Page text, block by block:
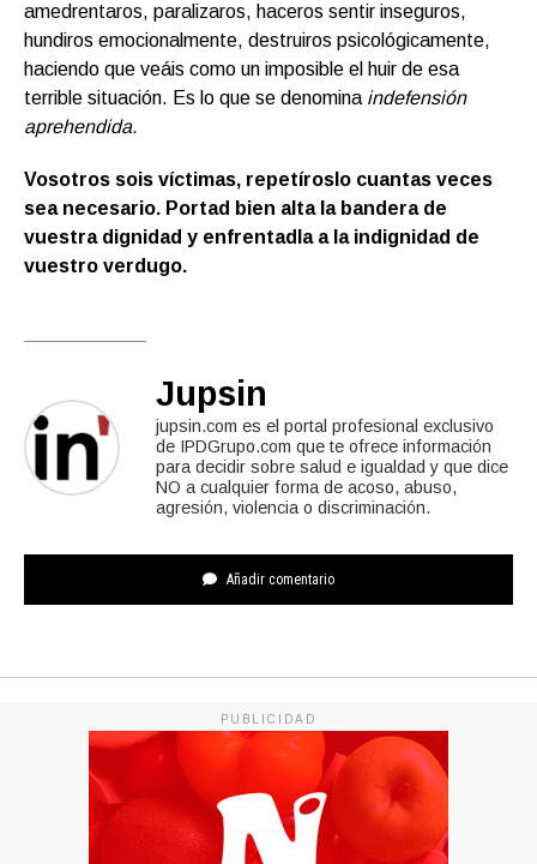
amedrentaros, paralizaros, haceros sentir inseguros,
hundiros emocionalmente, destruiros psicológicamente,
haciendo que veáis como un imposible el huir de esa
terrible situación. Es lo que se denomina indefensión
aprehendida.
Vosotros sois víctimas, repetíroslo cuantas veces
sea necesario. Portad bien alta la bandera de
vuestra dignidad y enfrentadla a la indignidad de
vuestro verdugo.
Jupsin
jupsin.com es el portal profesional exclusivo
de IPDGrupo.com que te ofrece información
para decidir sobre salud e igualdad y que dice
NO a cualquier forma de acoso, abuso,
agresión, violencia o discriminación.
Añadir comentario
PUBLICIDAD